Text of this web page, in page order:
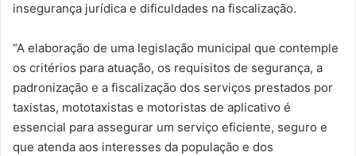
insegurança jurídica e dificuldades na fiscalização.
“A elaboração de uma legislação municipal que contemple
os critérios para atuação, os requisitos de segurança, a
padronização e a fiscalização dos serviços prestados por
taxistas, mototaxistas e motoristas de aplicativo é
essencial para assegurar um serviço eficiente, seguro e
que atenda aos interesses da população e dos